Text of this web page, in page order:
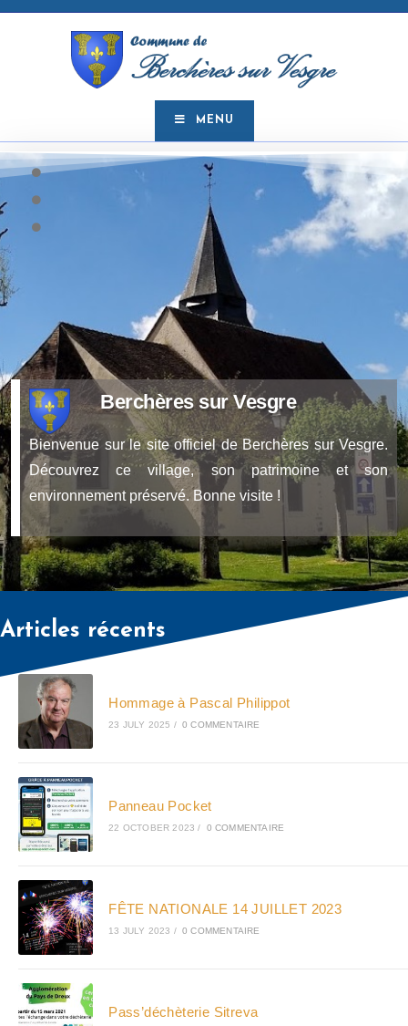
MENU
Berchères sur Vesgre
Bienvenue sur le site officiel de Berchères sur Vesgre.
Découvrez ce village, son patrimoine et son
environnement préservé. Bonne visite !
Articles récents
Hommage à Pascal Philippot
23 JULY 2025 / 0 COMMENTAIRE
Panneau Pocket
22 OCTOBER 2023 / 0 COMMENTAIRE
FÊTE NATIONALE 14 JUILLET 2023
13 JULY 2023 / 0 COMMENTAIRE
Pass’déchèterie Sitreva